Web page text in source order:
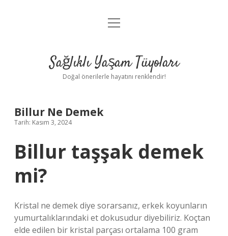
Anasayfa
Yasal Uyarı
menüyü
Sağlıklı Yaşam Tüyoları
Doğal önerilerle hayatını renklendir!
Billur Ne Demek
Tarih: Kasım 3, 2024
Billur taşşak demek
mi?
Kristal ne demek diye sorarsanız, erkek koyunların
yumurtalıklarındaki et dokusudur diyebiliriz. Koçtan
elde edilen bir kristal parçası ortalama 100 gram